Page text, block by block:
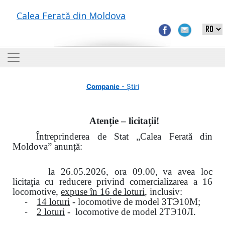
Calea Ferată din Moldova
Companie- Știri
Atenție – licitații!
Întreprinderea de Stat „Calea Ferată din
Moldova” anunță:
la 26.05.2026, ora 09.00, va avea loc
licitaţia cu reducere privind comercializarea a 16
locomotive, expuse în 16 de loturi, inclusiv:
- 14 loturi - locomotive de model 3ТЭ10М;
- 2 loturi - locomotive de model 2ТЭ10Л.